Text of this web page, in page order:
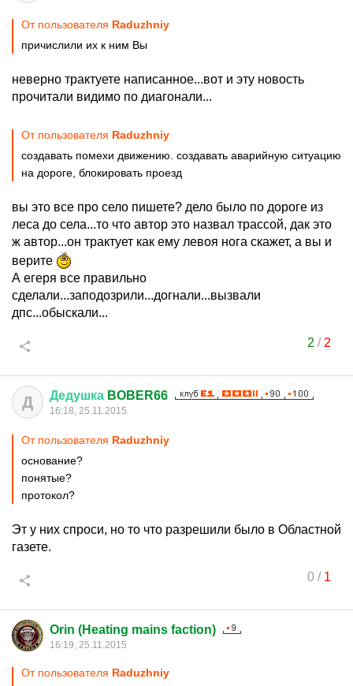
От пользователя Raduzhniy
причислили их к ним Вы
неверно трактуете написанное...вот и эту новость
прочитали видимо по диагонали...
От пользователя Raduzhniy
создавать помехи движению. создавать аварийную ситуацию
на дороге, блокировать проезд
вы это все про село пишете? дело было по дороге из
леса до села...то что автор это назвал трассой, дак это
ж автор...он трактует как ему левоя нога скажет, а вы и
верите
А егеря все правильно
сделали...заподозрили...догнали...вызвали
дпс...обыскали...
2 / 2
Д Дедушка BOBER66
16:18, 25.11.2015
От пользователя Raduzhniy
основание?
понятые?
протокол?
Эт у них спроси, но то что разрешили было в Областной
газете.
0/ 1
Orin (Heating mains faction)
16:19, 25.11.2015
От пользователя Raduzhniy